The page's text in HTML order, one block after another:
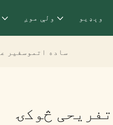
ولې موږ وېډيو
ساده اتموسفیر
څوکۍ